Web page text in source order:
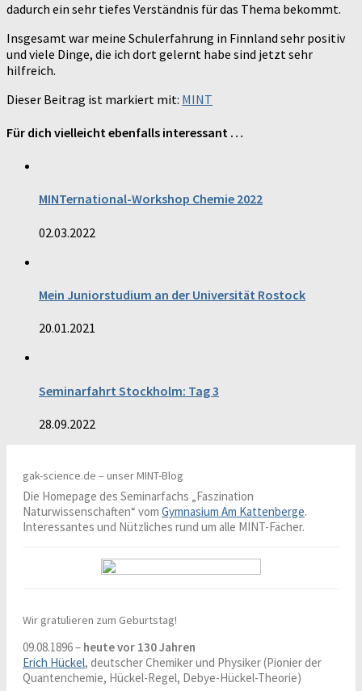
dadurch ein sehr tiefes Verständnis für das Thema bekommt.
Insgesamt war meine Schulerfahrung in Finnland sehr positiv
und viele Dinge, die ich dort gelernt habe sind jetzt sehr
hilfreich.
Dieser Beitrag ist markiert mit: MINT
Für dich vielleicht ebenfalls interessant …
MINTernational-Workshop Chemie 2022
02.03.2022
Mein Juniorstudium an der Universität Rostock
20.01.2021
Seminarfahrt Stockholm: Tag 3
28.09.2022
gak-science.de – unser MINT-Blog
Die Homepage des Seminarfachs „Faszination
Naturwissenschaften“ vom Gymnasium Am Kattenberge.
Interessantes und Nützliches rund um alle MINT-Fächer.
Wir gratulieren zum Geburtstag!
09.08.1896 – heute vor 130 Jahren
Erich Hückel, deutscher Chemiker und Physiker (Pionier der
Quantenchemie, Hückel-Regel, Debye-Hückel-Theorie)